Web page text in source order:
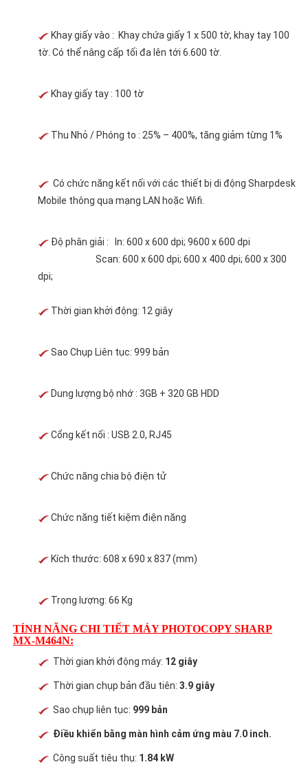
Khay giấy vào : Khay chứa giấy 1 x 500 tờ, khay tay 100
tờ. Có thể nâng cấp tối đa lên tới 6.600 tờ.
Khay giấy tay : 100 tờ
Thu Nhỏ / Phóng to : 25% – 400%, tăng giảm từng 1%
Có chức năng kết nối với các thiết bị di động Sharpdesk
Mobile thông qua mạng LAN hoặc Wifi.
Độ phân giải : In: 600 x 600 dpi; 9600 x 600 dpi
Scan: 600 x 600 dpi; 600 x 400 dpi; 600 x 300
dpi;
Thời gian khởi động: 12 giây
Sao Chụp Liên tục: 999 bản
Dung lượng bộ nhớ : 3GB + 320 GB HDD
Cổng kết nối : USB 2.0, RJ45
Chức năng chia bộ điện tử
Chức năng tiết kiệm điện năng
Kích thước: 608 x 690 x 837 (mm)
Trọng lượng: 66 Kg
TÍNH NĂNG CHI TIẾT MÁY PHOTOCOPY SHARP
MX-M464N:
Thời gian khởi động máy: 12 giây
Thời gian chụp bản đầu tiên: 3.9 giây
Sao chụp liên tục: 999 bản
Điều khiển bằng màn hình cảm ứng màu 7.0 inch.​
Công suất tiêu thụ: 1.84 kW